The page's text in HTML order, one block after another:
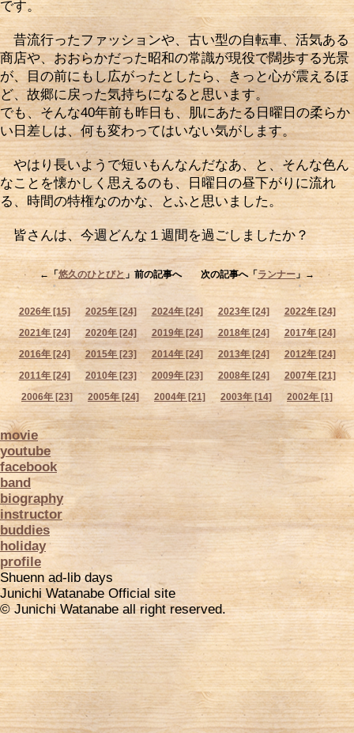
です。
昔流行ったファッションや、古い型の自転車、活気ある
商店や、おおらかだった昭和の常識が現役で闊歩する光景
が、目の前にもし広がったとしたら、きっと心が震えるほ
ど、故郷に戻った気持ちになると思います。
でも、そんな40年前も昨日も、肌にあたる日曜日の柔らか
い日差しは、何も変わってはいない気がします。
やはり長いようで短いもんなんだなあ、と、そんな色ん
なことを懐かしく思えるのも、日曜日の昼下がりに流れ
る、時間の特権なのかな、とふと思いました。
皆さんは、今週どんな１週間を過ごしましたか？
←「 悠久のひとびと」前の記事へ 次の記事へ「 ランナー 」→
2026年 [15] 2025年 [24] 2024年 [24] 2023年 [24]
2022年 [24]
2021年 [24]
2020年 [24] 2019年 [24] 2018年 [24]
2017年 [24]
2016年 [24]
2015年 [23] 2014年 [24] 2013年 [24]
2012年 [24]
2011年 [24]
2010年 [23] 2009年 [23] 2008年 [24]
2007年 [21]
2006年 [23]
2005年 [24] 2004年 [21] 2003年 [14] 2002年 [1]
movie
youtube
facebook
band
biography
instructor
buddies
holiday
profile
Shuenn ad-lib days
Junichi Watanabe Official site
© Junichi Watanabe all right reserved.